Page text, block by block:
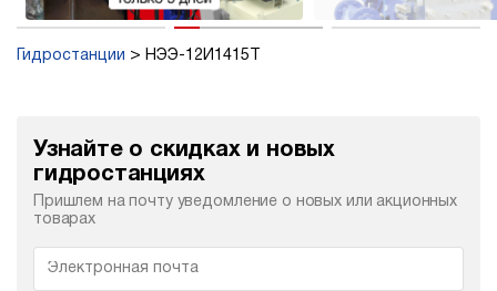
Гидростанции НЭЭ-12И1415Т
Узнайте о скидках и новых
гидростанциях
Пришлем на почту уведомление о новых или акционных
товарах